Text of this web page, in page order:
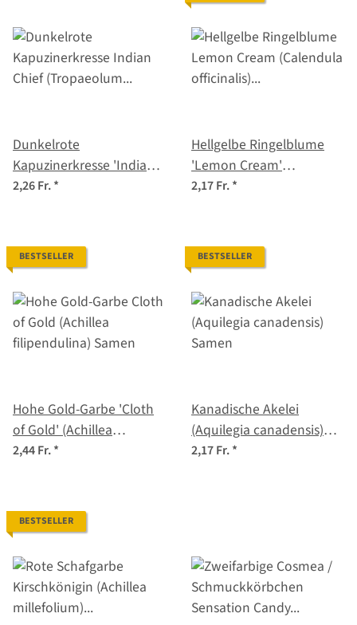
Dunkelrote
Kapuzinerkresse 'Indian
Chief' (Tropaeolum
2,26 Fr.*
Hellgelbe Ringelblume
'Lemon Cream'
(Calendula officinalis)
2,17 Fr.*
BESTSELLER
Hohe Gold-Garbe 'Cloth
of Gold' (Achillea
filipendulina) Samen
2,44 Fr.*
BESTSELLER
Kanadische Akelei
(Aquilegia canadensis)
Samen
2,17 Fr.*
BESTSELLER